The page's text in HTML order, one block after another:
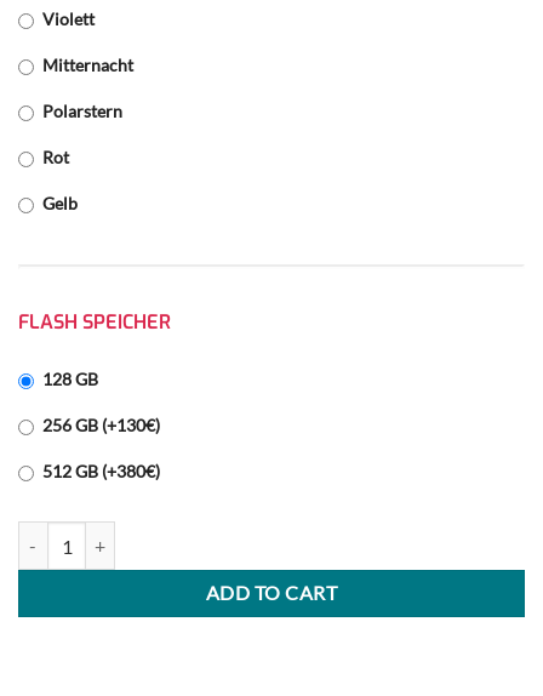
Violett
Mitternacht
Polarstern
Rot
Gelb
FLASH SPEICHER
128 GB
256 GB (+130€)
512 GB (+380€)
ADD TO CART